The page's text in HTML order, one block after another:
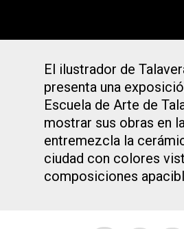
El ilustrador de
presenta una
Escuela de Arte de
mostrar sus obras en
entremezcla la
ciudad con colores
composiciones